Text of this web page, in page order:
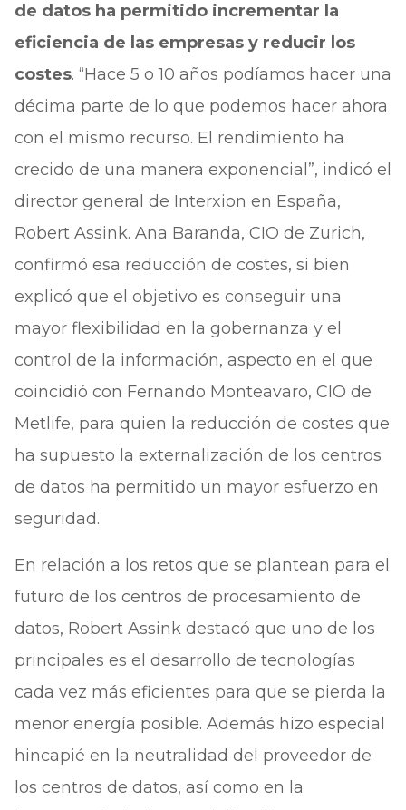
de datos ha permitido incrementar la
eficiencia de las empresas y reducir los
costes. “Hace 5 o 10 años podíamos hacer una
décima parte de lo que podemos hacer ahora
con el mismo recurso. El rendimiento ha
crecido de una manera exponencial”, indicó el
director general de Interxion en España,
Robert Assink. Ana Baranda, CIO de Zurich,
confirmó esa reducción de costes, si bien
explicó que el objetivo es conseguir una
mayor flexibilidad en la gobernanza y el
control de la información, aspecto en el que
coincidió con Fernando Monteavaro, CIO de
Metlife, para quien la reducción de costes que
ha supuesto la externalización de los centros
de datos ha permitido un mayor esfuerzo en
seguridad.
En relación a los retos que se plantean para el
futuro de los centros de procesamiento de
datos, Robert Assink destacó que uno de los
principales es el desarrollo de tecnologías
cada vez más eficientes para que se pierda la
menor energía posible. Además hizo especial
hincapié en la neutralidad del proveedor de
los centros de datos, así como en la